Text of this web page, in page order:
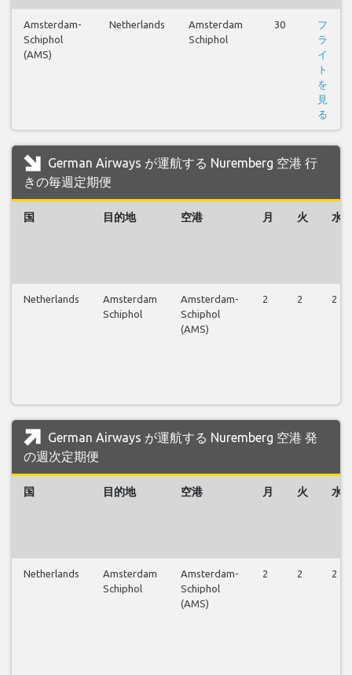
Amsterdam-
Schiphol
(AMS)
Netherlands
Amsterdam
Schiphol
30
フ
ラ
イ
ト
を
見
る
German Airways が運航する Nuremberg 空港 行
きの毎週定期便
国 目的地 空港 月 火 水
Netherlands
Amsterdam
Schiphol
Amsterdam-
Schiphol
(AMS)
2 2 2
German Airways が運航する Nuremberg 空港 発
の週次定期便
国 目的地 空港 月 火 水
Netherlands
Amsterdam
Schiphol
Amsterdam-
Schiphol
(AMS)
2 2 2